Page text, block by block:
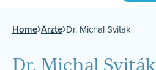
Home Ärzte Dr. Michal Sviták
Dr. Michal Sviták